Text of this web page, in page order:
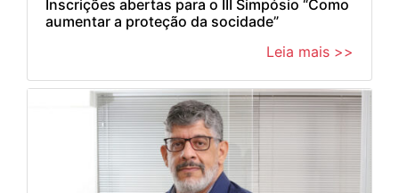
Inscrições abertas para o III Simpósio “Como
aumentar a proteção da socidade”
Leia mais >>